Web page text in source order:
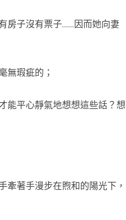
房子沒有票子……因而她向妻
無瑕疵的；
能平心靜氣地想想這些話？想
牽著手漫步在煦和的陽光下，